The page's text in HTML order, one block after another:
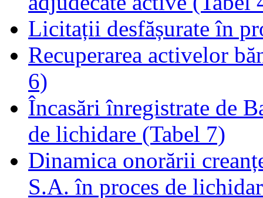
Licitații desfășurate în
Recuperarea activelor
6)
Încasări înregistrate de
de lichidare (Tabel 7)
Dinamica onorării
S.A. în proces de